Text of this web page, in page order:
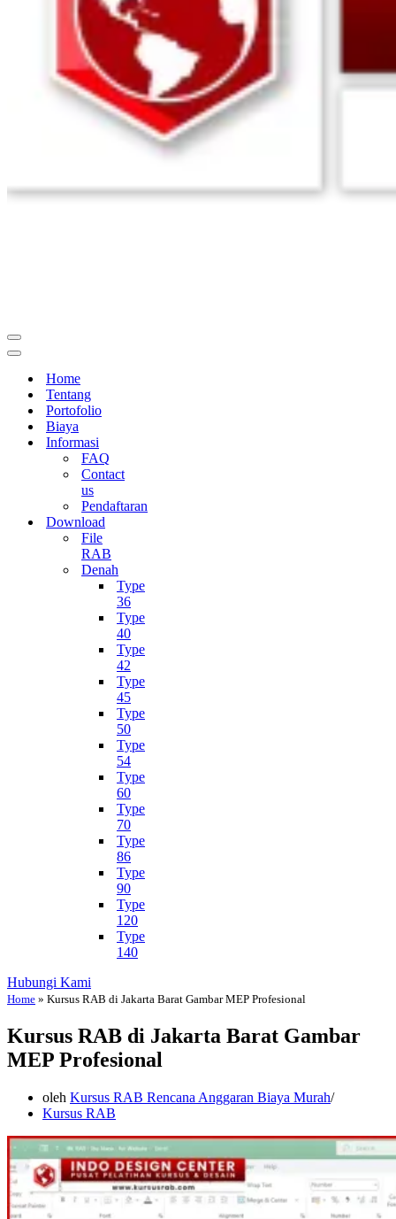
Menu
Navigasi
Menu
NavigasiHome
Tentang
Portofolio
Biaya
Informasi
FAQ
Contact
us
Pendaftaran
Download
File
RAB
Denah
Type
36
Type
40
Type
42
Type
45
Type
50
Type
54
Type
60
Type
70
Type
86
Type
90
Type
120
Type
140
Hubungi Kami
Home » Kursus RAB di Jakarta Barat Gambar MEP Profesional
Kursus RAB di Jakarta Barat Gambar
MEP Profesional
oleh Kursus RAB Rencana Anggaran Biaya Murah
Kursus RAB